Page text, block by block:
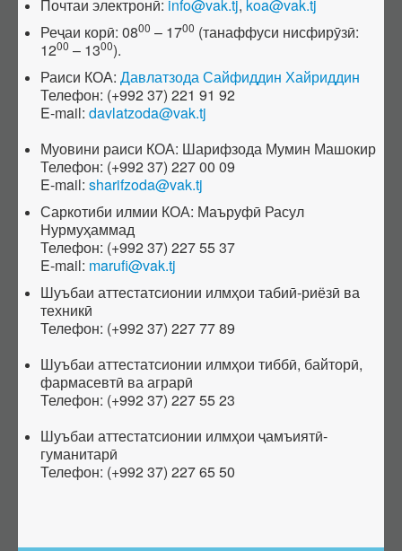
Фармоишҳо оид ба додани унвони илмӣ
Рӯйхати ихтисосҳои унвонҳои илмӣ
Фармоишҳо маҳрумсозии унвони илмӣ
Фармоишҳо дар бораи рад ва бозхонд кардани дархостнома оид
ба дарёфти унвони илмӣ
Нострификатсия, аттестатсияи такрорӣ
Эътирофи баробарарзишии ҳуҷҷатҳо
Аттестатсияи такрорӣ
Шиносномаи ихтисосҳо
Бюллетени КОА
Санадҳои меъёрии ҳуқуқӣ
Конститутсияи ҶТ
Қонунҳои ҶТ
Амру фармонҳои Президенти ҶТ
Қарорҳои Ҳукумати ҶТ
Маҷаллаҳои тақризшавандаи ҶТ
Қоидаҳои бақайдгирии маҷалла
Почтаи электронӣ: info@vak.tj, koa@vak.tj
Реҷаи корӣ: 0800 – 1700 (танаффуси нисфирӯзӣ:
1200 – 1300).
Раиси КОА: Давлатзода Сайфиддин Хайриддин
Телефон: (+992 37) 221 91 92
E-mail: davlatzoda@vak.tj
Муовини раиси КОА: Шарифзода Мумин Машокир
Телефон: (+992 37) 227 00 09
E-mail: sharifzoda@vak.tj
Саркотиби илмии КОА: Маъруфӣ Расул
Нурмуҳаммад
Телефон: (+992 37) 227 55 37
E-mail: marufi@vak.tj
Шуъбаи аттестатсионии илмҳои табиӣ-риёзӣ ва
техникӣ
Телефон: (+992 37) 227 77 89
Шуъбаи аттестатсионии илмҳои тиббӣ, байторӣ,
фармасевтӣ ва аграрӣ
Телефон: (+992 37) 227 55 23
Шуъбаи аттестатсионии илмҳои ҷамъиятӣ-
гуманитарӣ
Телефон: (+992 37) 227 65 50